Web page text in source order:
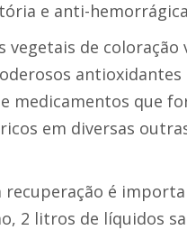
e anti-
vegetais de
medicamentos que
em diversas
recuperação é
2 litros de líquidos